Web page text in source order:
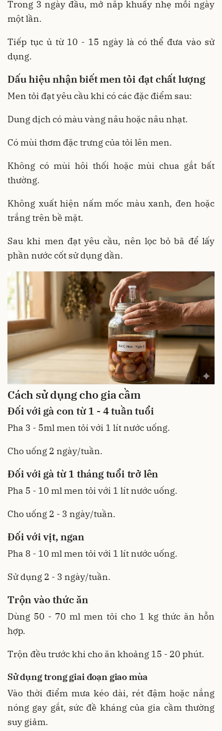
Trong 3 ngày đầu, mở nắp khuấy nhẹ mỗi ngày
một lần.
Tiếp tục ủ từ 10 - 15 ngày là có thể đưa vào sử
dụng.
Dấu hiệu nhận biết men tỏi đạt chất lượng
Men tỏi đạt yêu cầu khi có các đặc điểm sau:
Dung dịch có màu vàng nâu hoặc nâu nhạt.
Có mùi thơm đặc trưng của tỏi lên men.
Không có mùi hôi thối hoặc mùi chua gắt bất
thường.
Không xuất hiện nấm mốc màu xanh, đen hoặc
trắng trên bề mặt.
Sau khi men đạt yêu cầu, nên lọc bỏ bã để lấy
phần nước cốt sử dụng dần.
Cách sử dụng cho gia cầm
Đối với gà con từ 1 - 4 tuần tuổi
Pha 3 - 5ml men tỏi với 1 lít nước uống.
Cho uống 2 ngày/tuần.
Đối với gà từ 1 tháng tuổi trở lên
Pha 5 - 10 ml men tỏi với 1 lít nước uống.
Cho uống 2 - 3 ngày/tuần.
Đối với vịt, ngan
Pha 8 - 10 ml men tỏi với 1 lít nước uống.
Sử dụng 2 - 3 ngày/tuần.
Trộn vào thức ăn
Dùng 50 - 70 ml men tỏi cho 1 kg thức ăn hỗn
hợp.
Trộn đều trước khi cho ăn khoảng 15 - 20 phút.
Sử dụng trong giai đoạn giao mùa
Vào thời điểm mưa kéo dài, rét đậm hoặc nắng
nóng gay gắt, sức đề kháng của gia cầm thường
suy giảm.